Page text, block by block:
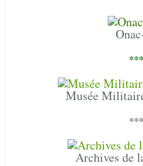
***
Musée
***
Archives de